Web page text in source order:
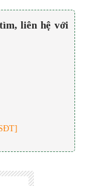
liên hệ với